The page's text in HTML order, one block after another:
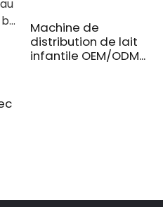
Machine de
distribution de lait
infantile OEM/ODM...